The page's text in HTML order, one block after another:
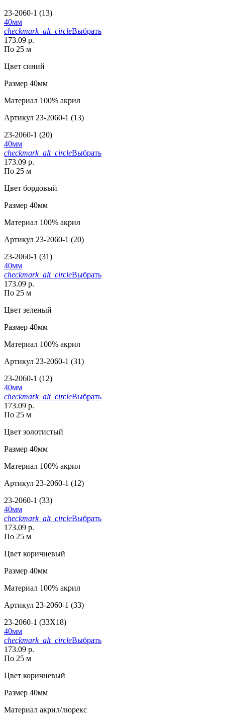
23-2060-1 (13)
40мм
checkmark_alt_circleВыбрать
173.09 р.
По 25 м
Цвет синий
Размер 40мм
Материал 100% акрил
Артикул 23-2060-1 (13)
23-2060-1 (20)
40мм
checkmark_alt_circleВыбрать
173.09 р.
По 25 м
Цвет бордовый
Размер 40мм
Материал 100% акрил
Артикул 23-2060-1 (20)
23-2060-1 (31)
40мм
checkmark_alt_circleВыбрать
173.09 р.
По 25 м
Цвет зеленый
Размер 40мм
Материал 100% акрил
Артикул 23-2060-1 (31)
23-2060-1 (12)
40мм
checkmark_alt_circleВыбрать
173.09 р.
По 25 м
Цвет золотистый
Размер 40мм
Материал 100% акрил
Артикул 23-2060-1 (12)
23-2060-1 (33)
40мм
checkmark_alt_circleВыбрать
173.09 р.
По 25 м
Цвет коричневый
Размер 40мм
Материал 100% акрил
Артикул 23-2060-1 (33)
23-2060-1 (33X18)
40мм
checkmark_alt_circleВыбрать
173.09 р.
По 25 м
Цвет коричневый
Размер 40мм
Материал акрил/люрекс